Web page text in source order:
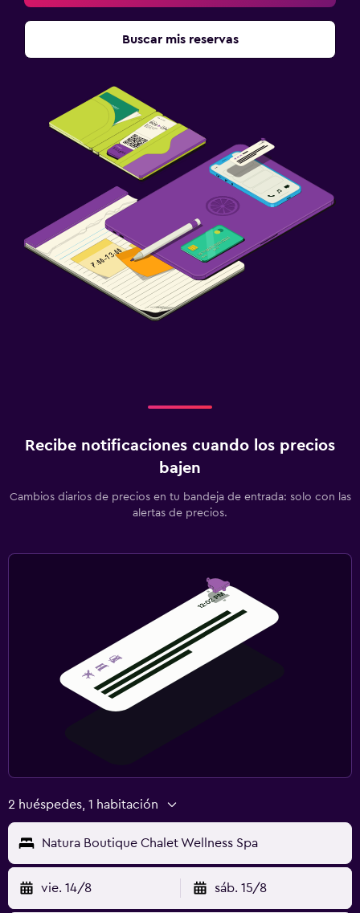
Cámaras CCTV en el exterior
Botiquín de primeros auxilios
Servicios y facilidades
Acceso con llave
Caja fuerte
Botella de agua
Ideal para familias
Cuna/cama nido disponibles
Estacionamiento y transporte
Zona de trabajo
Escritorio
Gimnasio
Buscar mis reservas
Recibe notificaciones cuando los precios
bajen
Cambios diarios de precios en tu bandeja de entrada: solo con las
alertas de precios.
2 huéspedes, 1 habitación
Natura Boutique Chalet Wellness Spa
vie. 14/8 sáb. 15/8